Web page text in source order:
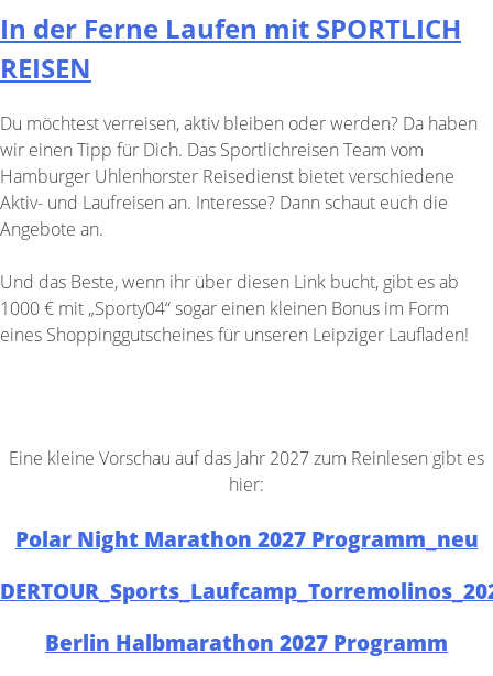
In der Ferne Laufen mit SPORTLICH
REISEN
Du möchtest verreisen, aktiv bleiben oder werden? Da haben
wir einen Tipp für Dich. Das Sportlichreisen Team vom
Hamburger Uhlenhorster Reisedienst bietet verschiedene
Aktiv- und Laufreisen an. Interesse? Dann schaut euch die
Angebote an.
Und das Beste, wenn ihr über diesen Link bucht, gibt es ab
1000 € mit „Sporty04“ sogar einen kleinen Bonus im Form
eines Shoppinggutscheines für unseren Leipziger Laufladen!
Eine kleine Vorschau auf das Jahr 2027 zum Reinlesen gibt es
hier:
Polar Night Marathon 2027 Programm_neu
Berlin Halbmarathon 2027 Programm